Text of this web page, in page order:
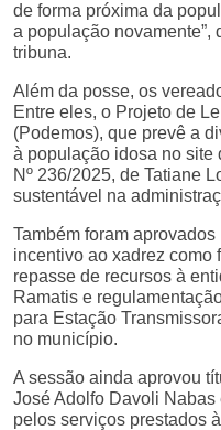
de forma próxima da
a população novamente”,
tribuna.
Além da posse, os
Entre eles, o Projeto de
(Podemos), que prevê a
à população idosa no site
Nº 236/2025, de Tatiane
sustentável na
Também foram
incentivo ao xadrez como
repasse de recursos à
Ramatis e
para Estação
no município.
A sessão ainda aprovou
José Adolfo Davoli
pelos serviços prestados